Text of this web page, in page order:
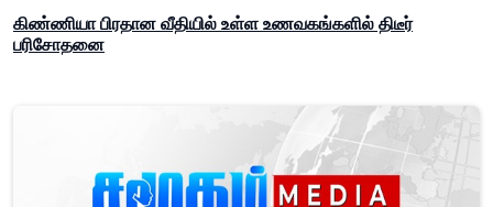
கிண்ணியா பிரதான வீதியில் உள்ள உணவகங்களில் திடீர்
பரிசோதனை